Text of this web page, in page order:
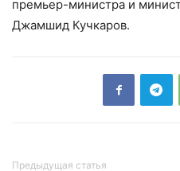
премьер-министра и
Джамшид Кучкаров.
Предыдущая статья